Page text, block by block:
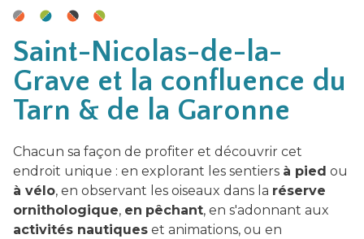
Saint-Nicolas-de-la-
Grave et la confluence du
Tarn & de la Garonne
Chacun sa façon de profiter et découvrir cet
endroit unique : en explorant les sentiers à pied ou
à vélo, en observant les oiseaux dans la réserve
ornithologique, en pêchant, en s'adonnant aux
activités nautiques et animations, ou en